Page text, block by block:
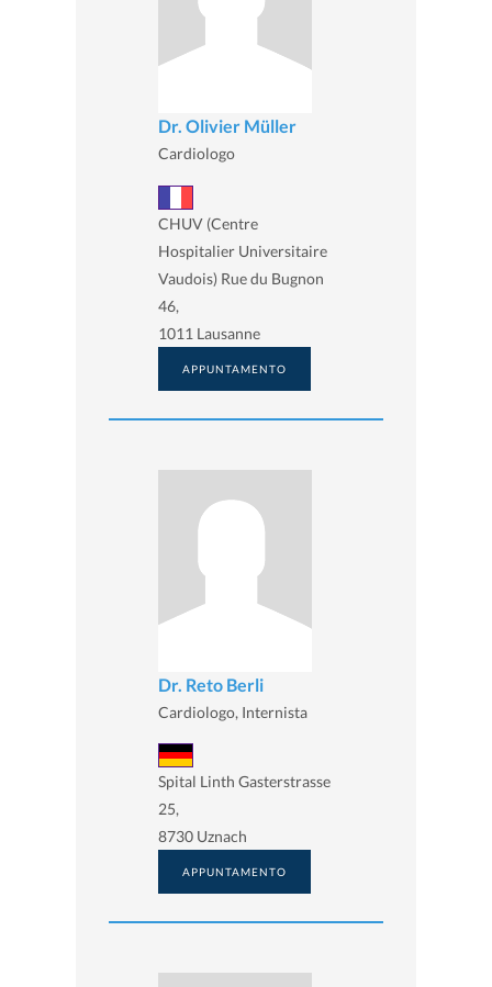
Dr. Olivier Müller
Cardiologo
CHUV (Centre
Hospitalier Universitaire
Vaudois) Rue du Bugnon
46,
1011 Lausanne
APPUNTAMENTO
Dr. Reto Berli
Cardiologo, Internista
Spital Linth Gasterstrasse
25,
8730 Uznach
APPUNTAMENTO